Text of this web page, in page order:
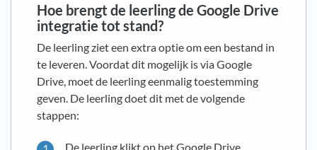
Hoe brengt de leerling de Google Drive
integratie tot stand?
De leerling ziet een extra optie om een bestand in
te leveren. Voordat dit mogelijk is via Google
Drive, moet de leerling eenmalig toestemming
geven. De leerling doet dit met de volgende
stappen:
De leerling klikt op het Google Drive